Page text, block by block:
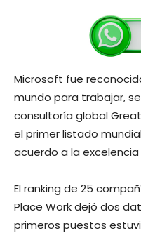
Microsoft fue
mundo para trabajar,
consultoría global
el primer listado
acuerdo a la
El ranking de 25
Place Work dejó dos
primeros puestos